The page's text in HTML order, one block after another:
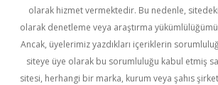
olarak hizmet vermektedir. Bu nedenle,
olarak denetleme veya araştırma
Ancak, üyelerimiz yazdıkları içeriklerin
siteye üye olarak bu sorumluluğu kabul etmiş
sitesi, herhangi bir marka, kurum veya şahıs